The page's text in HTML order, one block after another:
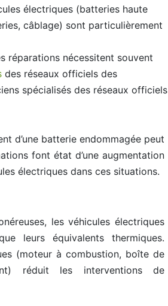
électriques (batteries haute
câblage) sont particulièrement
réparations nécessitent souvent
des réseaux officiels des
spécialisés des réseaux officiels
d’une batterie endommagée peut
font état d’une augmentation
électriques dans ces situations.
les véhicules électriques
leurs équivalents thermiques.
(moteur à combustion, boîte de
réduit les interventions de